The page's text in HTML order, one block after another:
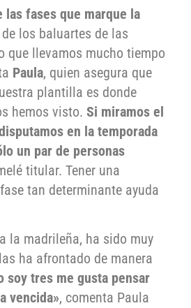
las fases que marque la
los baluartes de las
que llevamos mucho tiempo
Paula, quien asegura que
plantilla es donde
hemos visto. Si miramos el
en la temporada
un par de personas
titular. Tener una
tan determinante ayuda
la madrileña, ha sido muy
ha afrontado de manera
soy tres me gusta pensar
vencida», comenta Paula